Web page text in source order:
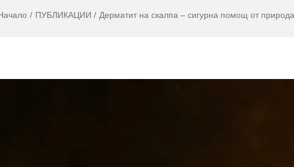
ПУБЛИКАЦИИ Дерматит на скалпа – сигурна помощ от